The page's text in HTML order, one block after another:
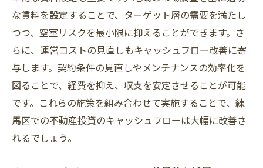
な賃料を設定することで、ターゲット層の需要を満たし
つつ、空室リスクを最小限に抑えることができます。さ
らに、運営コストの見直しもキャッシュフロー改善に寄
与します。契約条件の見直しやメンテナンスの効率化を
図ることで、経費を抑え、収支を安定させることが可能
です。これらの施策を組み合わせて実施することで、練
馬区での不動産投資のキャッシュフローは大幅に改善さ
れるでしょう。